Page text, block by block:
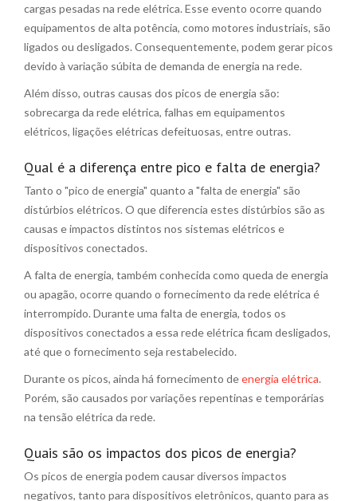
cargas pesadas na rede elétrica. Esse evento ocorre quando
equipamentos de alta potência, como motores industriais, são
ligados ou desligados. Consequentemente, podem gerar picos
devido à variação súbita de demanda de energia na rede.
Além disso, outras causas dos picos de energia são:
sobrecarga da rede elétrica, falhas em equipamentos
elétricos, ligações elétricas defeituosas, entre outras.
Qual é a diferença entre pico e falta de energia?
Tanto o "pico de energia" quanto a "falta de energia" são
distúrbios elétricos. O que diferencia estes distúrbios são as
causas e impactos distintos nos sistemas elétricos e
dispositivos conectados.
A falta de energia, também conhecida como queda de energia
ou apagão, ocorre quando o fornecimento da rede elétrica é
interrompido. Durante uma falta de energia, todos os
dispositivos conectados a essa rede elétrica ficam desligados,
até que o fornecimento seja restabelecido.
Durante os picos, ainda há fornecimento deenergia elétrica.
Porém, são causados por variações repentinas e temporárias
na tensão elétrica da rede.
Quais são os impactos dos picos de energia?
Os picos de energia podem causar diversos impactos
negativos, tanto para dispositivos eletrônicos, quanto para as